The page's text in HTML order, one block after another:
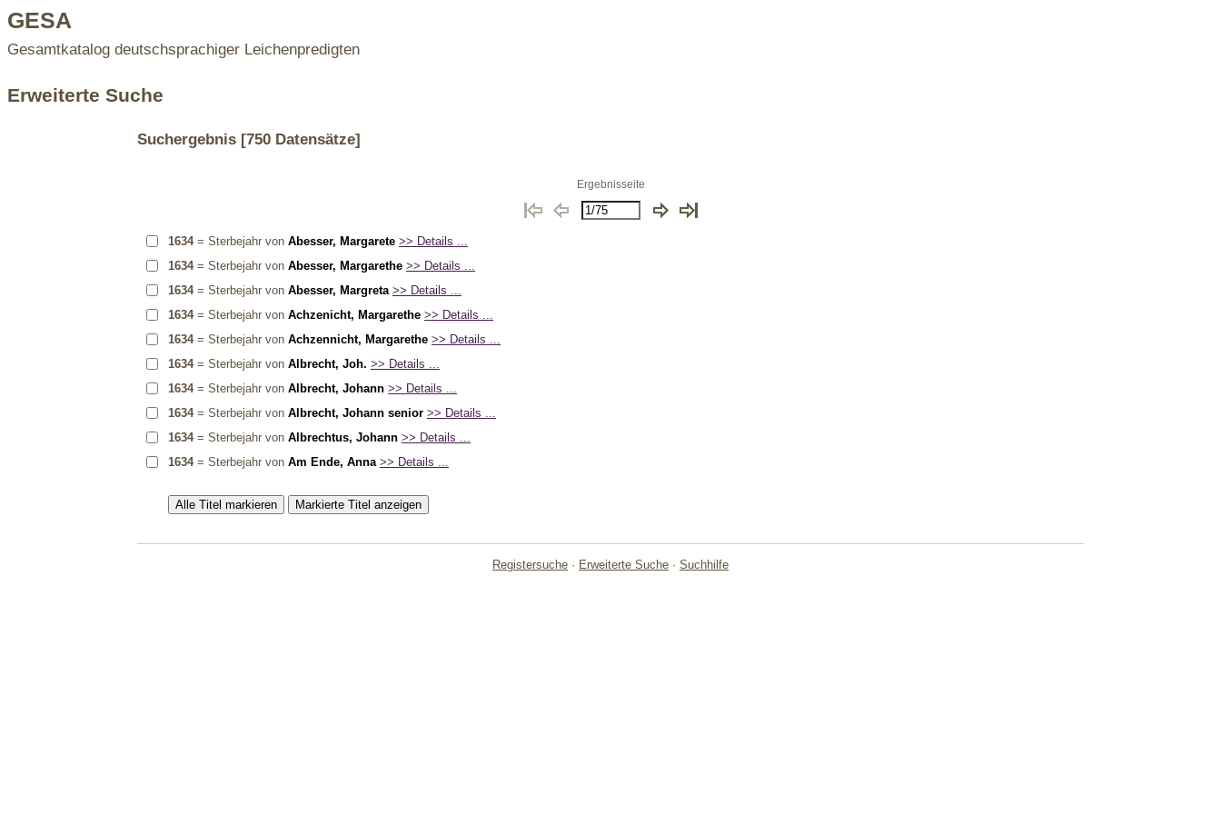
GESA
Gesamtkatalog deutschsprachiger Leichenpredigten
Erweiterte Suche
Suchergebnis [750 Datensätze]
Ergebnisseite
1634= Sterbejahr von Abesser, Margarete >> Details ...
1634= Sterbejahr von Abesser, Margarethe >> Details ...
1634= Sterbejahr von Abesser, Margreta >> Details ...
1634= Sterbejahr von Achzenicht, Margarethe >> Details ...
1634= Sterbejahr von Achzennicht, Margarethe >> Details ...
1634= Sterbejahr von Albrecht, Joh. >> Details ...
1634= Sterbejahr von Albrecht, Johann >> Details ...
1634= Sterbejahr von Albrecht, Johann senior >> Details ...
1634= Sterbejahr von Albrechtus, Johann >> Details ...
1634= Sterbejahr von Am Ende, Anna >> Details ...
Registersuche · Erweiterte Suche · Suchhilfe